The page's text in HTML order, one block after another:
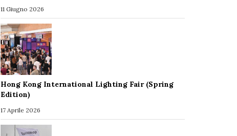
11 Giugno 2026
Hong Kong International Lighting Fair (Spring
Edition)
17 Aprile 2026